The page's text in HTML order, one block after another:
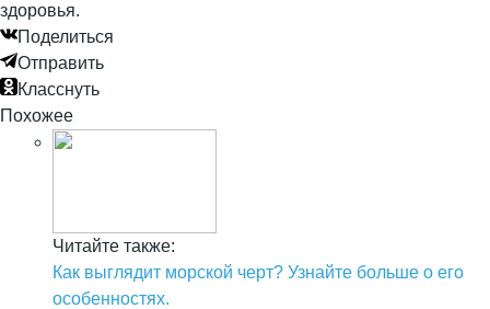
здоровья.
Поделиться
Отправить
Класснуть
Похожее
Читайте также:
Как выглядит морской черт? Узнайте больше о его
особенностях.